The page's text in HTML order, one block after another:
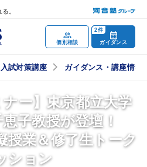
。
個別相談 ガイダンス
2件
ト
試対策講座 ガイダンス・講座情報
ナー】東京都立大学
子教授が登壇！
授業＆修了生トーク
ション